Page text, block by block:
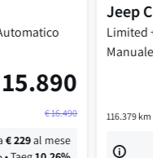
15.890
€16.490
€229al mese
Jeep
Limited
116.379